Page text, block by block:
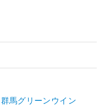
馬グリーンウイン